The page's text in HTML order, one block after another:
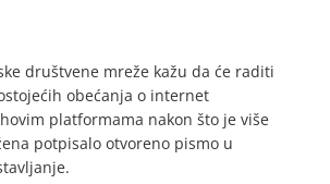
društvene mreže kažu da će raditi
obećanja o internet
platformama nakon što je više
potpisalo otvoreno pismo u